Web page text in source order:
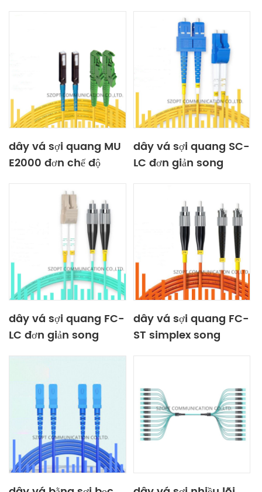
dây vá sợi quang MU
E2000 đơn chế độ
dây vá sợi quang SC-
LC đơn giản song
dây vá sợi quang FC-
LC đơn giản song
công đơn chế độ MM
dây vá sợi quang FC-
ST simplex song